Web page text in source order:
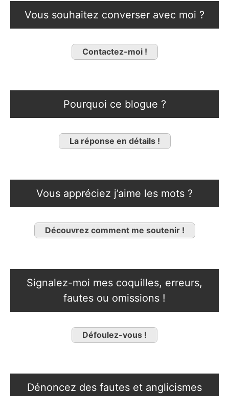
Vous souhaitez converser avec moi ?
Contactez-moi !
Pourquoi ce blogue ?
La réponse en détails !
Vous appréciez j’aime les mots ?
Découvrez comment me soutenir !
Signalez-moi mes coquilles, erreurs,
fautes ou omissions !
Défoulez-vous !
Dénoncez des fautes et anglicismes